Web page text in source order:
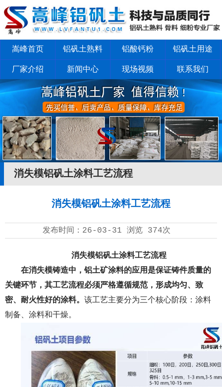
嵩峰首页 铝矾土熟料 铝酸钙粉 铝矾土用途
厂家介绍 新闻中心 现场视频 联系我们
消失模铝矾土涂料工艺流程
消失模铝矾土涂料工艺流程
发布时间： 26-03-31 浏览 374次
消失模铝矾土涂料工艺流程
在消失模铸造中， 铝土矿涂料的应用是保证铸件质量的
关键环节，其工艺流程必须严格遵循规范，形成均匀、致
密、耐火性好的涂料。 该工艺主要分为三个核心阶段：涂料
制备、涂料和干燥。